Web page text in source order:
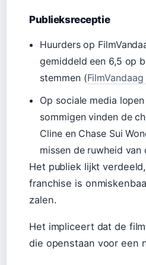
Publieksreceptie
Huurders op
gemiddeld een 6,5 op
stemmen (
Op sociale media
sommigen vinden de
Cline en Chase Sui
missen de ruwheid van
Het publiek lijkt
franchise is
zalen.
Het impliceert dat de
die openstaan voor een